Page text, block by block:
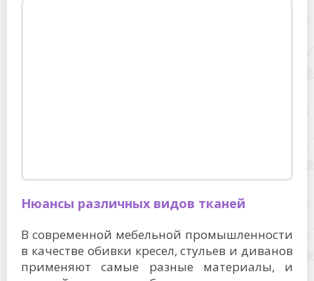
Нюансы различных видов тканей
В современной мебельной промышленности
в качестве обивки кресел, стульев и диванов
применяют самые разные материалы, и